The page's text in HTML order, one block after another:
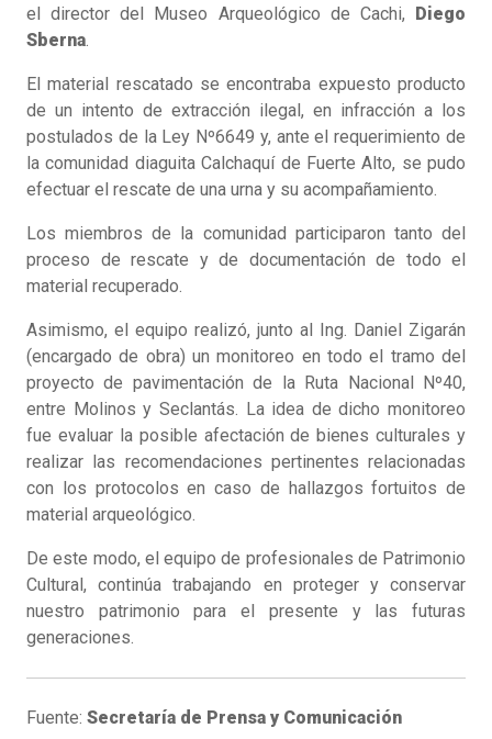
el director del Museo Arqueológico de Cachi,
Diego
Sberna.
El material rescatado se encontraba expuesto producto
de un intento de extracción ilegal, en infracción a los
postulados de la Ley Nº6649 y, ante el requerimiento de
la comunidad diaguita Calchaquí de Fuerte Alto, se pudo
efectuar el rescate de una urna y su acompañamiento.
Los miembros de la comunidad participaron tanto del
proceso de rescate y de documentación de todo el
material recuperado.
Asimismo, el equipo realizó, junto al Ing. Daniel Zigarán
(encargado de obra) un monitoreo en todo el tramo del
proyecto de pavimentación de la Ruta Nacional Nº40,
entre Molinos y Seclantás. La idea de dicho monitoreo
fue evaluar la posible afectación de bienes culturales y
realizar las recomendaciones pertinentes relacionadas
con los protocolos en caso de hallazgos fortuitos de
material arqueológico.
De este modo, el equipo de profesionales de Patrimonio
Cultural, continúa trabajando en proteger y conservar
nuestro patrimonio para el presente y las futuras
generaciones.
Fuente: Secretaría de Prensa y Comunicación